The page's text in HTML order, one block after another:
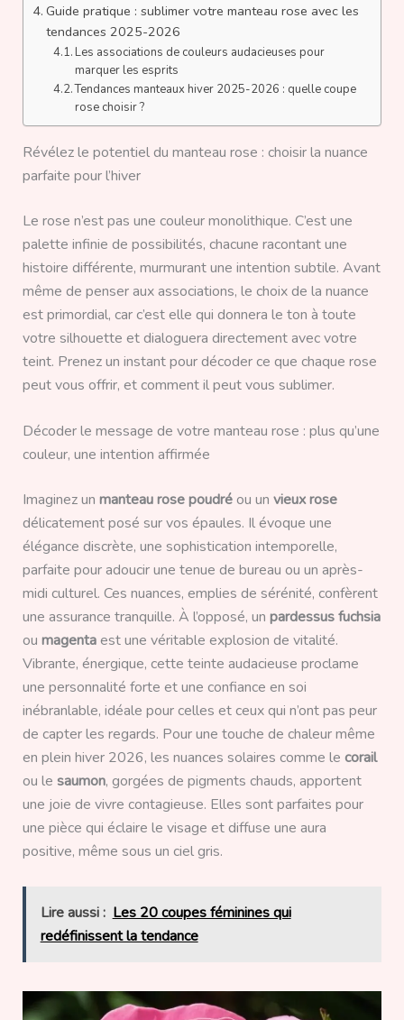
Guide pratique : sublimer votre manteau rose avec les
tendances 2025-2026
Les associations de couleurs audacieuses pour
marquer les esprits
Tendances manteaux hiver 2025-2026 : quelle coupe
rose choisir ?
Révélez le potentiel du manteau rose : choisir la nuance
parfaite pour l’hiver
Le rose n’est pas une couleur monolithique. C’est une
palette infinie de possibilités, chacune racontant une
histoire différente, murmurant une intention subtile. Avant
même de penser aux associations, le choix de la nuance
est primordial, car c’est elle qui donnera le ton à toute
votre silhouette et dialoguera directement avec votre
teint. Prenez un instant pour décoder ce que chaque rose
peut vous offrir, et comment il peut vous sublimer.
Décoder le message de votre manteau rose : plus qu’une
couleur, une intention affirmée
Imaginez un manteau rose poudréou un vieux rose
délicatement posé sur vos épaules. Il évoque une
élégance discrète, une sophistication intemporelle,
parfaite pour adoucir une tenue de bureau ou un après-
midi culturel. Ces nuances, emplies de sérénité, confèrent
une assurance tranquille. À l’opposé, un pardessus fuchsia
ou magentaest une véritable explosion de vitalité.
Vibrante, énergique, cette teinte audacieuse proclame
une personnalité forte et une confiance en soi
inébranlable, idéale pour celles et ceux qui n’ont pas peur
de capter les regards. Pour une touche de chaleur même
en plein hiver 2026, les nuances solaires comme le corail
ou le saumon, gorgées de pigments chauds, apportent
une joie de vivre contagieuse. Elles sont parfaites pour
une pièce qui éclaire le visage et diffuse une aura
positive, même sous un ciel gris.
Lire aussi : Les 20 coupes féminines qui
redéfinissent la tendance